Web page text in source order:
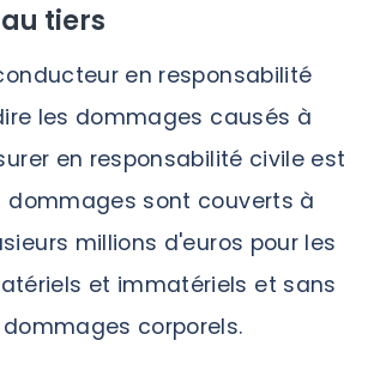
tiers
en responsabilité
les dommages causés à
en responsabilité civile est
dommages sont couverts à
millions d'euros pour les
et immatériels et sans
corporels.